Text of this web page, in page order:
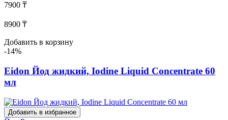
7900 ₸
8900 ₸
Добавить в корзину
-14%
Eidon Йод жидкий, Iodine Liquid Concentrate 60
мл
Добавить в избранное